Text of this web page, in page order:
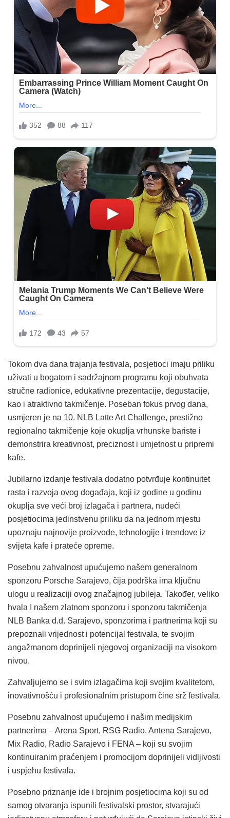
Tokom dva dana trajanja festivala, posjetioci imaju priliku
uživati u bogatom i sadržajnom programu koji obuhvata
stručne radionice, edukativne prezentacije, degustacije,
kao i atraktivno takmičenje. Poseban fokus prvog dana,
usmjeren je na 10. NLB Latte Art Challenge, prestižno
regionalno takmičenje koje okuplja vrhunske bariste i
demonstrira kreativnost, preciznost i umjetnost u pripremi
kafe.
Jubilarno izdanje festivala dodatno potvrđuje kontinuitet
rasta i razvoja ovog događaja, koji iz godine u godinu
okuplja sve veći broj izlagača i partnera, nudeći
posjetiocima jedinstvenu priliku da na jednom mjestu
upoznaju najnovije proizvode, tehnologije i trendove iz
svijeta kafe i prateće opreme.
Posebnu zahvalnost upućujemo našem generalnom
sponzoru Porsche Sarajevo, čija podrška ima ključnu
ulogu u realizaciji ovog značajnog jubileja. Također, veliko
hvala I našem zlatnom sponzoru i sponzoru takmičenja
NLB Banka d.d. Sarajevo, sponzorima i partnerima koji su
prepoznali vrijednost i potencijal festivala, te svojim
angažmanom doprinijeli njegovoj organizaciji na visokom
nivou.
Zahvaljujemo se i svim izlagačima koji svojim kvalitetom,
inovativnošću i profesionalnim pristupom čine srž festivala.
Posebnu zahvalnost upućujemo i našim medijskim
partnerima – Arena Sport, RSG Radio, Antena Sarajevo,
Mix Radio, Radio Sarajevo i FENA – koji su svojim
kontinuiranim praćenjem i promocijom doprinijeli vidljivosti
i uspjehu festivala.
Posebno priznanje ide i brojnim posjetiocima koji su od
samog otvaranja ispunili festivalski prostor, stvarajući